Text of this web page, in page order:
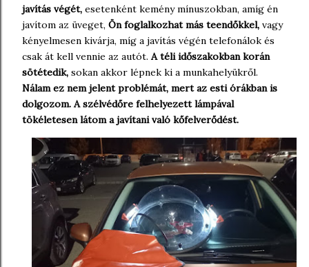
javítás végét, esetenként kemény mínuszokban, amíg én
javítom az üveget, Ön foglalkozhat más teendőkkel, vagy
kényelmesen kivárja, míg a javítás végén telefonálok és
csak át kell vennie az autót. A téli időszakokban korán
sötétedik, sokan akkor lépnek ki a munkahelyükről.
Nálam ez nem jelent problémát, mert az esti órákban is
dolgozom. A szélvédőre felhelyezett lámpával
tökéletesen látom a javítani való kőfelverődést.